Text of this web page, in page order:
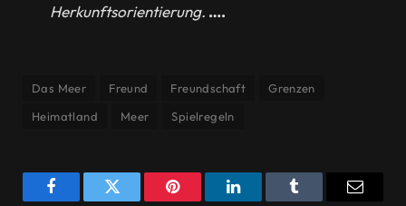
Herkunftsorientierung. ….
Das Meer Freund Freundschaft
Grenzen
Heimatland
Meer Spielregeln
FacebookTwitter Pinterest LinkedInTumblr Email